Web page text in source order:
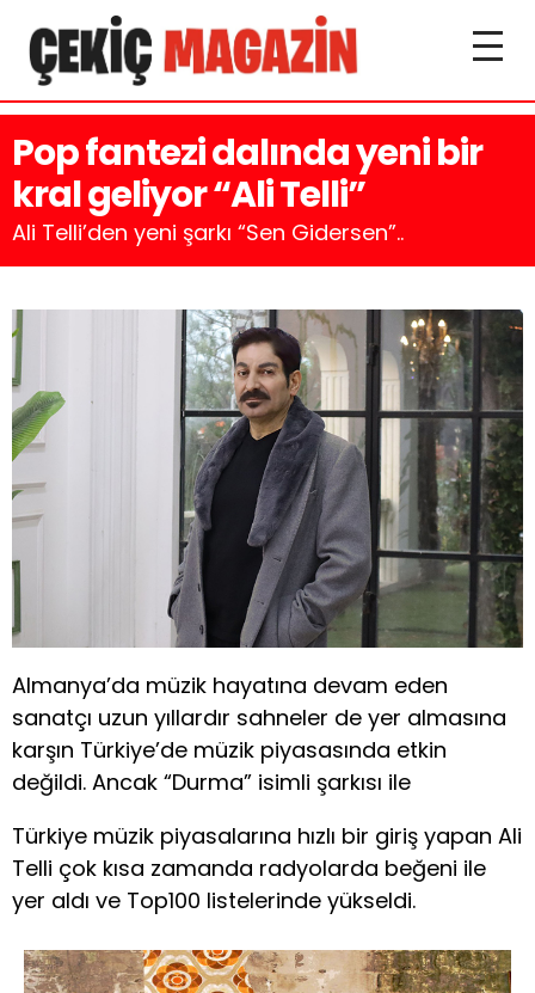
Pop fantezi dalında yeni bir
kral geliyor “Ali Telli”
Ali Telli’den yeni şarkı “Sen Gidersen”..
Almanya’da müzik hayatına devam eden
sanatçı uzun yıllardır sahneler de yer almasına
karşın Türkiye’de müzik piyasasında etkin
değildi. Ancak “Durma” isimli şarkısı ile
Türkiye müzik piyasalarına hızlı bir giriş yapan Ali
Telli çok kısa zamanda radyolarda beğeni ile
yer aldı ve Top100 listelerinde yükseldi.